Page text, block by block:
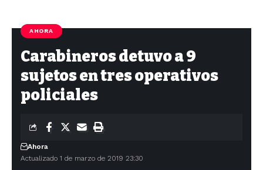
AHORA
Carabineros detuvo a 9
sujetos en tres operativos
policiales
Actualizado 1 de marzo de 2019 23:30
Ahora